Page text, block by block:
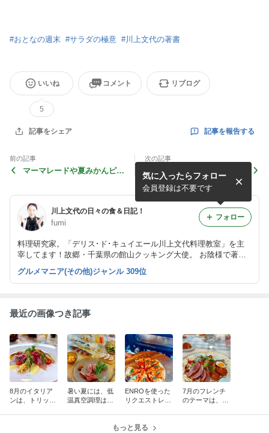
#おとなの週末 #サラダの極意 #川上文代の著書
いいね
5
コメント リブログ
記事をシェア 記事を報告する
前の記事
マーマレードや夏みかんピー
次の記事
B＆C５・6月号 私の担当コ
ーナー、連載99回目となり
ます☆
川上文代の日々の食＆日記！
fumi
料理研究家。「デリス･ド･キュイエール川上文代料理教室」を主
宰してます！故郷・千葉県の館山クッキング大使。 お陰様で著書
も100冊以上となり一区切り。 感謝と笑顔を忘れず、強く・優し
く・清く、みんなと幸せに
気に入ったらフォロー
会員登録は不要です
フォロー
グルメマニア(その他)ジャンル 309位
最近の画像つき記事
8月のイタリア
ンは、トリッパ
暑い夏には、低
温真空調理はお
ENROを使った
リクエストレッ
7月のフレンチ
のテーマは、燻
もっと見る